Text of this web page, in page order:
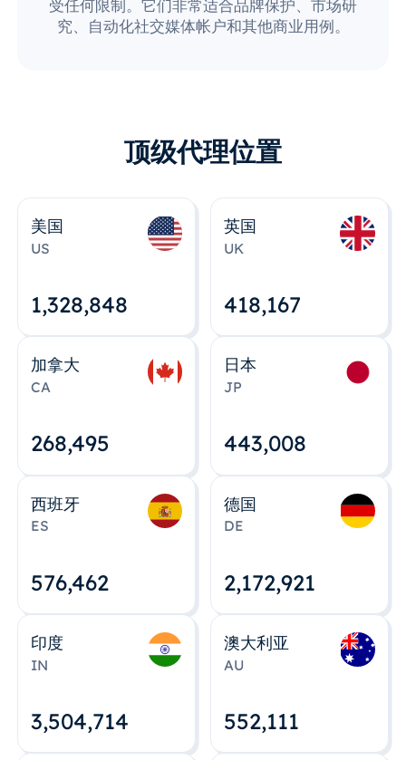
受任何限制。它们非常适合品牌保护、市场研
究、自动化社交媒体帐户和其他商业用例。
顶级代理位置
美国
US
1,328,848
英国
UK
418,167
加拿大
CA
268,495
日本
JP
443,008
西班牙
ES
576,463
德国
DE
2,172,922
印度
IN
3,504,715
澳大利亚
AU
552,112